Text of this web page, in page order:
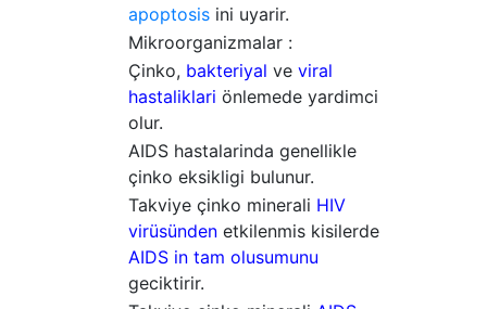
apoptosis ini uyarir.
Mikroorganizmalar :
Çinko, bakteriyal ve viral
hastaliklari önlemede yardimci
olur.
AIDS hastalarinda genellikle
çinko eksikligi bulunur.
Takviye çinko minerali HIV
virüsünden etkilenmis kisilerde
AIDS in tam olusumunu
geciktirir.